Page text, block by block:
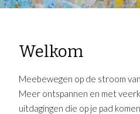
Welkom
Meebewegen op de stroom
Meer ontspannen en met
uitdagingen die op je pad